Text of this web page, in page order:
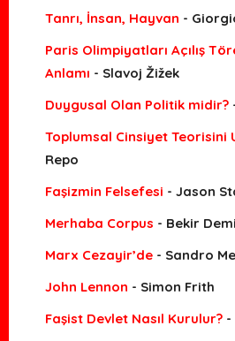
Tanrı, İnsan, Hayvan -
Paris Olimpiyatları Açılış
Anlamı - Slavoj Žižek
Duygusal Olan Politik midir?
Toplumsal Cinsiyet Teorisini
Repo
Faşizmin Felsefesi - Jason
Merhaba Corpus - Bekir
Marx Cezayir’de - Sandro
John Lennon - Simon Frith
Faşist Devlet Nasıl Kurulur? -